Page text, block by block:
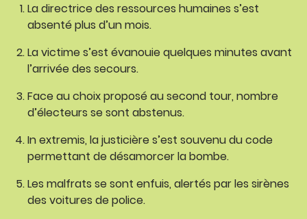
La directrice des ressources humaines s’est
absenté plus d’un mois.
La victime s’est évanouie quelques minutes avant
l’arrivée des secours.
Face au choix proposé au second tour, nombre
d’électeurs se sont abstenus.
In extremis, la justicière s’est souvenu du code
permettant de désamorcer la bombe.
Les malfrats se sont enfuis, alertés par les sirènes
des voitures de police.